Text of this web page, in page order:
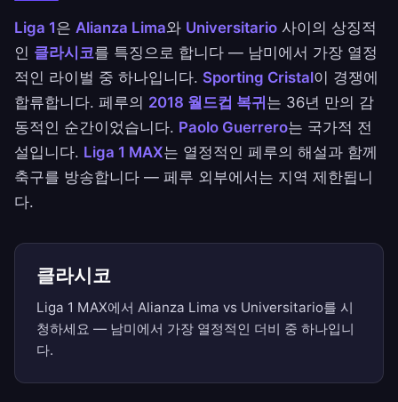
Liga 1은 Alianza Lima와 Universitario 사이의 상징적
인 클라시코를 특징으로 합니다 — 남미에서 가장 열정
적인 라이벌 중 하나입니다. Sporting Cristal이 경쟁에
합류합니다. 페루의 2018 월드컵 복귀 는 36년 만의 감
동적인 순간이었습니다. Paolo Guerrero는 국가적 전
설입니다. Liga 1 MAX는 열정적인 페루의 해설과 함께
축구를 방송합니다 — 페루 외부에서는 지역 제한됩니
다.
클라시코
Liga 1 MAX에서 Alianza Lima vs Universitario를 시
청하세요 — 남미에서 가장 열정적인 더비 중 하나입니
다.